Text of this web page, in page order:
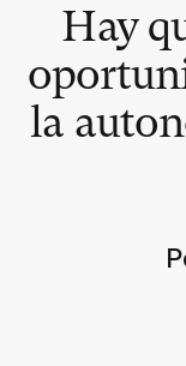
Hay
la